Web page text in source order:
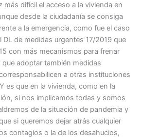
más difícil el acceso a la vivienda en
desde la ciudadanía se consiga
a la emergencia, como fue el caso
DL de medidas urgentes 17/2019 que
con más mecanismos para frenar
adoptar también medidas
a otras instituciones
es que en la vivienda, como en la
si nos implicamos todas y somos
de la situación de pandemia y
si queremos dejar atrás cualquier
contagios o la de los desahucios,